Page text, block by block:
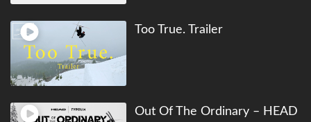
Too True. Trailer
Out Of The Ordinary – HEAD